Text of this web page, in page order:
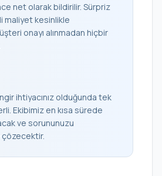
net olarak bildirilir. Sürpriz
maliyet kesinlikle
onayı alınmadan hiçbir
ihtiyacınız olduğunda tek
Ekibimiz en kısa sürede
ve sorununuzu